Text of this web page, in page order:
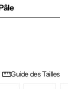
Guide des Tailles